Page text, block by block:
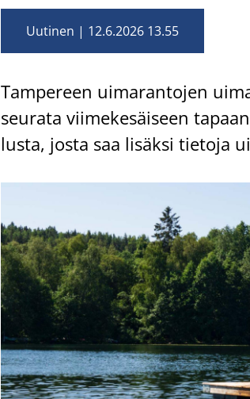
Uutinen 12.6.2026 13.55
Tam­pe­reen ui­ma­ran­to­jen
seu­ra­ta vii­me­ke­säi­seen
lus­ta, josta saa li­säk­si tie­to­ja